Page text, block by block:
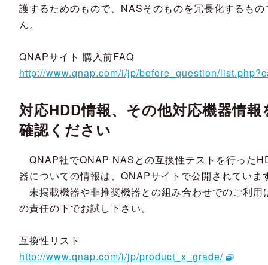
護するためのもので、NASそのものを冗長化するも
ん。
QNAPサイト 購入前FAQ
http://www.qnap.com/i/jp/before_question/
対応HDD情報、その他対応機器情
確認ください
QNAP社でQNAP NASとの互換性テストを行った
器についての情報は、QNAPサイトで公開されていま
未掲載機器や非推奨機器との組み合わせでのご利用
の責任の下でお試し下さい。
互換性リスト
http://www.qnap.com/i/jp/product_x_grade/